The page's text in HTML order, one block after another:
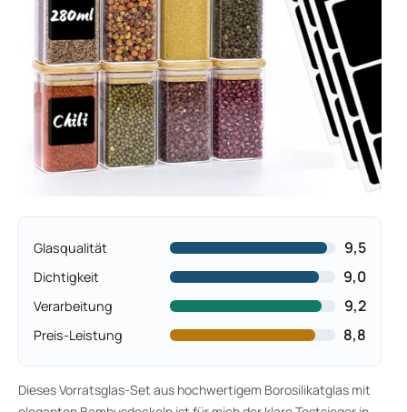
Glasqualität 9,5
Dichtigkeit 9,0
Verarbeitung 9,2
Preis-Leistung 8,8
Dieses Vorratsglas-Set aus hochwertigem Borosilikatglas mit